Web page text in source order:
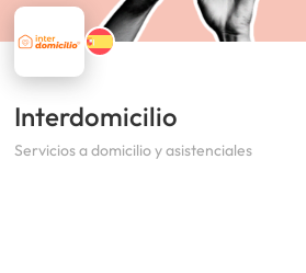
Interdomicilio
Servicios a domicilio y asistenciales